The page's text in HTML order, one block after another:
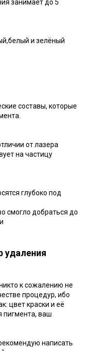
занимает до 5
и зелёный
составы, которые
от лазера
на частицу
глубоко под
смогло добраться до
удаления
к сожалению не
процедур, ибо
цвет краски и её
пигмента, ваш
написать